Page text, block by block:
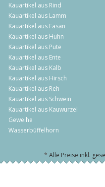
Kauartikel aus Rind
Kauartikel aus Lamm
Kauartikel aus Fasan
Kauartikel aus Huhn
Kauartikel aus Pute
Kauartikel aus Ente
Kauartikel aus Kalb
Kauartikel aus Hirsch
Kauartikel aus Reh
Kauartikel aus Schwein
Kauartikel aus Kauwurzel
Geweihe
Wasserbüffelhorn
* Alle Preise inkl.